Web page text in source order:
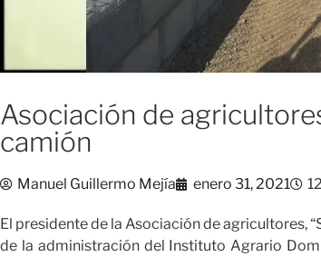
Asociación de
camión
Manuel Guillermo Mejía enero 31, 2021
El presidente de la Asociación de agricultores,
de la administración del Instituto Agrario